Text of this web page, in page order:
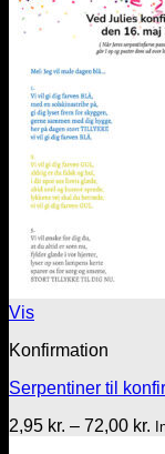
Vis
Konfirmation
Serpentiner til
2,95 kr. – 72,00 kr.